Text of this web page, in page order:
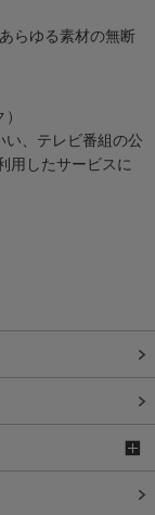
らゆる素材の無断
い、テレビ番組の公
用したサービスに